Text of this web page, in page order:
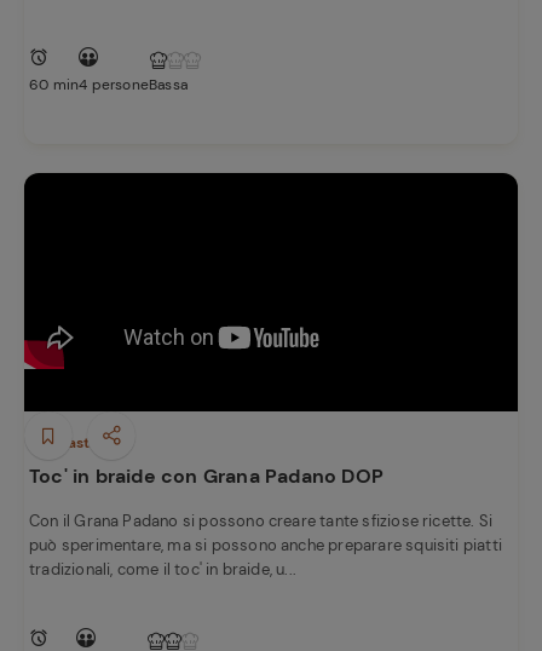
60 min4 personeBassa
Antipasti
Toc' in braide con Grana Padano DOP
Con il Grana Padano si possono creare tante sfiziose ricette. Si
può sperimentare, ma si possono anche preparare squisiti piatti
tradizionali, come il toc' in braide, u...